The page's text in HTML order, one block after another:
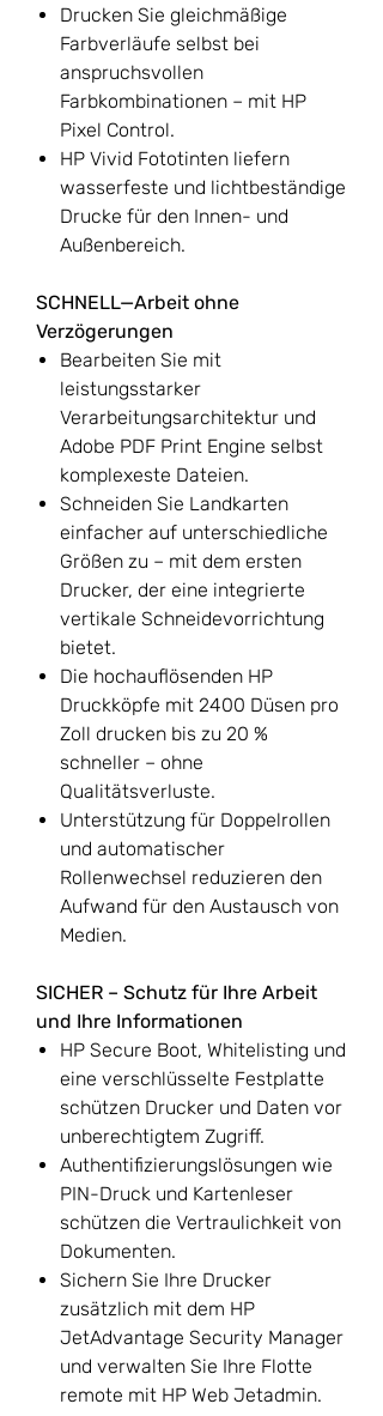
Drucken Sie gleichmäßige
Farbverläufe selbst bei
anspruchsvollen
Farbkombinationen – mit HP
Pixel Control.
HP Vivid Fototinten liefern
wasserfeste und lichtbeständige
Drucke für den Innen- und
Außenbereich.
SCHNELL—Arbeit ohne
Verzögerungen
Bearbeiten Sie mit
leistungsstarker
Verarbeitungsarchitektur und
Adobe PDF Print Engine selbst
komplexeste Dateien.
Schneiden Sie Landkarten
einfacher auf unterschiedliche
Größen zu – mit dem ersten
Drucker, der eine integrierte
vertikale Schneidevorrichtung
bietet.
Die hochauflösenden HP
Druckköpfe mit 2400 Düsen pro
Zoll drucken bis zu 20 %
schneller – ohne
Qualitätsverluste.
Unterstützung für Doppelrollen
und automatischer
Rollenwechsel reduzieren den
Aufwand für den Austausch von
Medien.
SICHER – Schutz für Ihre Arbeit
und Ihre Informationen
HP Secure Boot, Whitelisting und
eine verschlüsselte Festplatte
schützen Drucker und Daten vor
unberechtigtem Zugriff.
Authentifizierungslösungen wie
PIN-Druck und Kartenleser
schützen die Vertraulichkeit von
Dokumenten.
Sichern Sie Ihre Drucker
zusätzlich mit dem HP
JetAdvantage Security Manager
und verwalten Sie Ihre Flotte
remote mit HP Web Jetadmin.